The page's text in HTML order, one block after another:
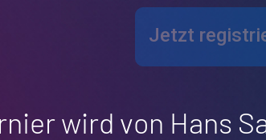
Jetzt
wird von Hans